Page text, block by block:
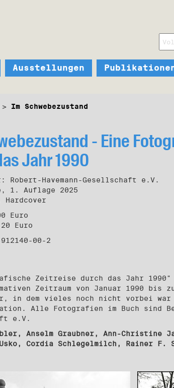
Ausstellungen
Im Schwebezustand
- Eine
Jahr 1990
Robert-Havemann-Gesellschaft e.V.
1. Auflage 2025
Euro
Euro
00-2
Zeitreise durch das Jahr
Zeitraum von Januar 1990 bis
dem vieles noch nicht vorbei war
Alle Fotografien im Buch sind
e.V.
Anselm Graubner, Ann-Christine
Cordia Schlegelmilch, Rainer